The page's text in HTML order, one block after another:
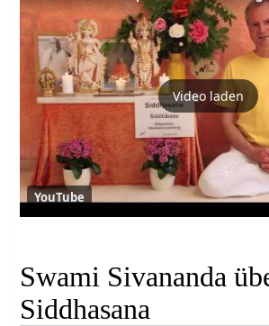
Video laden
YouTube
Swami Sivananda
Siddhasana